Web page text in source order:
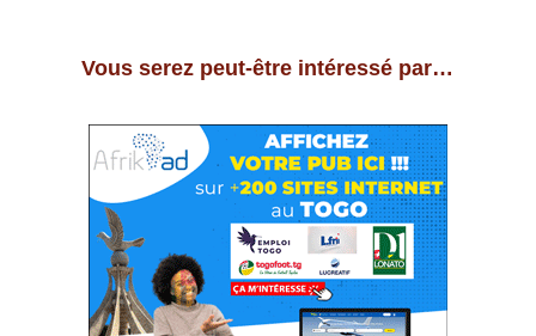
Vous serez peut-être intéressé par…